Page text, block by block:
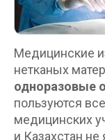
Медицинские
нетканых
одноразовые
пользуются
медицинских
и Казахстан